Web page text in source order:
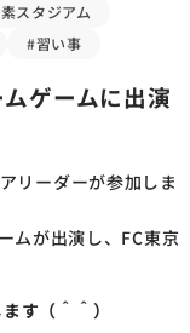
スタジアム
#習い事
ゲームに出演
リーダーが参加しま
ムが出演し、FC東京
す（＾＾）